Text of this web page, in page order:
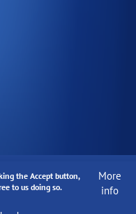
Skorina Gomel State
2020
the Accept button,
to us doing so.
More
info